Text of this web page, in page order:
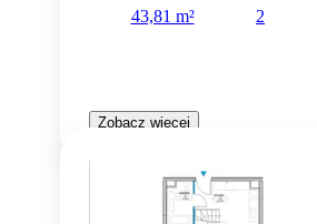
43,81 m²
2
Zobacz więcej